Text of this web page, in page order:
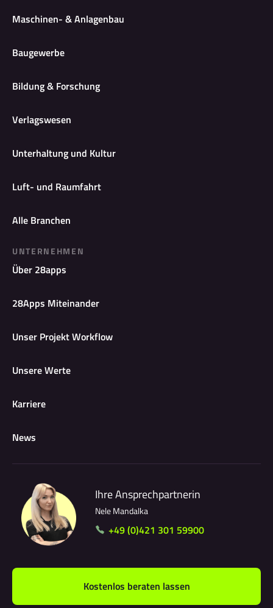
Maschinen- & Anlagenbau
Baugewerbe
Bildung & Forschung
Verlagswesen
Unterhaltung und Kultur
Luft- und Raumfahrt
Alle Branchen
UNTERNEHMEN
Über 28apps
28Apps Miteinander
Unser Projekt Workflow
Unsere Werte
Karriere
News
Ihre Ansprechpartnerin
Nele Mandalka
+49 (0)421 301 59900
Kostenlos beraten lassen